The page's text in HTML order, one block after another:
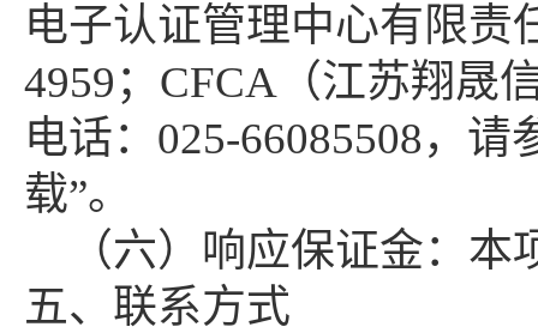
电子认证管理中心有限责
4959；CFCA（江苏翔晟
电话：025-66085508，
载”。
（六）响应保证金：
五、联系方式